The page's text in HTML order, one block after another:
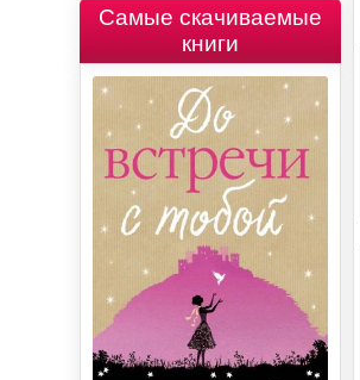
Самые скачиваемые
книги